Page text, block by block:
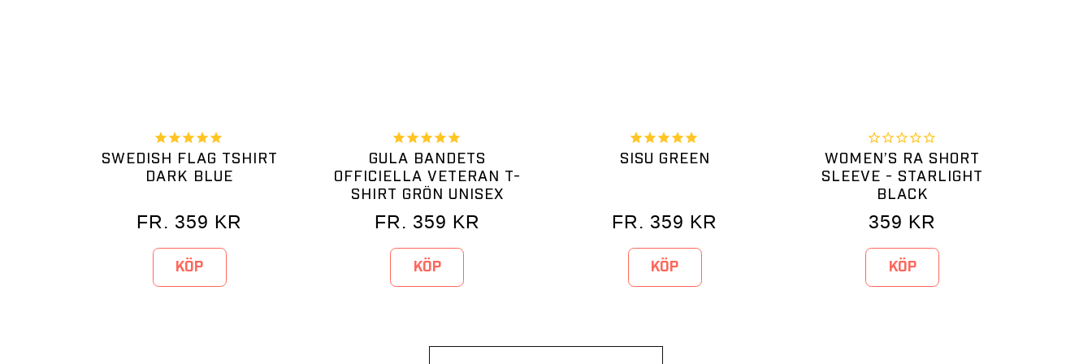
SWEDISH FLAG TSHIRT
DARK BLUE
FR. 359 KR
KÖP
GULA BANDETS
OFFICIELLA VETERAN T-
SHIRT GRÖN UNISEX
FR. 359 KR
KÖP
SISU GREEN
FR. 359 KR
KÖP
WOMEN’S RA SHORT
SLEEVE - STARLIGHT
BLACK
359 KR
KÖP